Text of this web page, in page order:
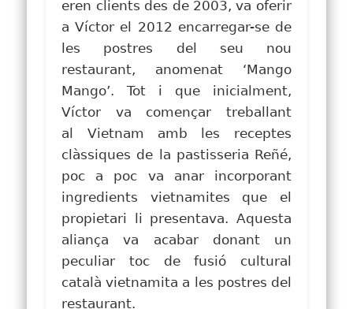
eren clients des de 2003, va oferir
a Víctor el 2012 encarregar-se de
les postres del seu nou
restaurant, anomenat ‘Mango
Mango’. Tot i que inicialment,
Víctor va començar treballant
al Vietnam amb les receptes
clàssiques de la pastisseria Reñé,
poc a poc va anar incorporant
ingredients vietnamites que el
propietari li presentava. Aquesta
aliança va acabar
donant un
peculiar toc de fusió cultural
català vietnamita a les postres del
restaurant.